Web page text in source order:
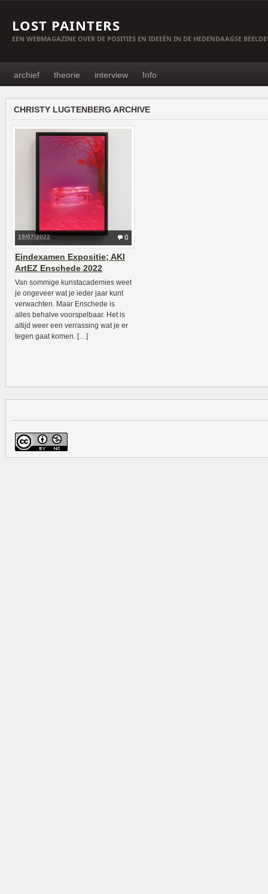
LOST PAINTERS
EEN WEBMAGAZINE OVER DE POSITIES EN IDEEËN IN DE HEDENDAAGSE
archief theorie interview Info
CHRISTY LUGTENBERG ARCHIVE
0
19/07/2022
Eindexamen Expositie; AKI
ArtEZ Enschede 2022
Van sommige kunstacademies weet
je ongeveer wat je ieder jaar kunt
verwachten. Maar Enschede is
alles behalve voorspelbaar. Het is
altijd weer een verrassing wat je er
tegen gaat komen. […]